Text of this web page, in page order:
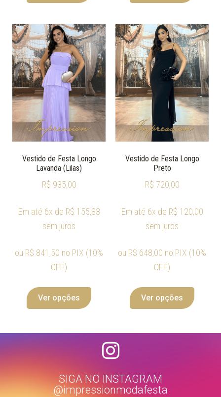
Vestido de Festa Longo
Lavanda (Lilas)
R$ 935,00
Em até 6x de R$ 155,83
sem juros
ou R$ 841,50 no PIX (10%
OFF)
Ver opções
Vestido de Festa Longo
Preto
R$ 720,00
Em até 6x de R$ 120,00
sem juros
ou R$ 648,00 no PIX (10%
OFF)
Ver opções
SIGA NO INSTAGRAM
@impressionmodafesta